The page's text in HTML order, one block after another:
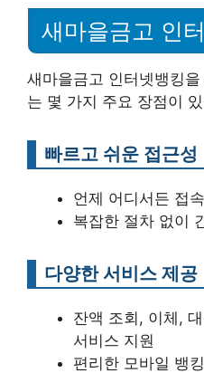
새마을금고 인
새마을금고 인터넷뱅킹
는 몇 가지 주요 장점이
빠르고 쉬운 접근성
언제 어디서든 접
복잡한 절차 없이
다양한 서비스 제공
잔액 조회, 이체,
서비스 지원
편리한 모바일 뱅